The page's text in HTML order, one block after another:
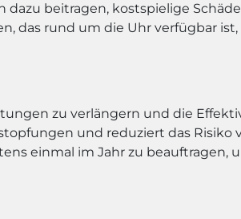
beitragen, kostspielige
das rund um die Uhr verfügbar
zu verlängern und die
und reduziert das Risiko
einmal im Jahr zu beauftragen,